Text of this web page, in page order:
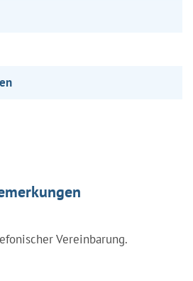
Vereinbarung.